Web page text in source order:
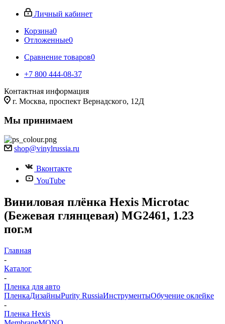
Личный кабинет
Корзина0
Отложенные0
Сравнение товаров0
+7 800 444-08-37
Контактная информация
г. Москва, проспект Вернадского, 12Д
Мы принимаем
shop@vinylrussia.ru
Вконтакте
YouTube
Виниловая плёнка Hexis Microtac
(Бежевая глянцевая) MG2461, 1.23
пог.м
Главная
-
Каталог
-
Пленка для авто
ПленкаДизайныPurity RussiaИнструментыОбучение оклейке
-
Пленка Hexis